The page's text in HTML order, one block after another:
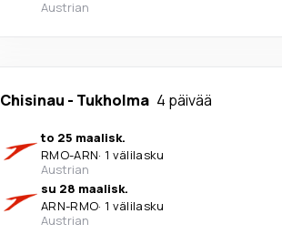
Austrian
Chisinau - Tukholma 4 päivää
to 25 maalisk.
RMO-ARN· 1 välilasku
Austrian
su 28 maalisk.
ARN-RMO· 1 välilasku
Austrian